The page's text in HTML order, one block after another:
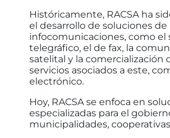
Históricamente, RACSA ha
el desarrollo de soluciones de
infocomunicaciones, como el
telegráfico, el de fax, la
satelital y la comercialización
servicios asociados a este,
electrónico.
Hoy, RACSA se enfoca en
especializadas para el
municipalidades,